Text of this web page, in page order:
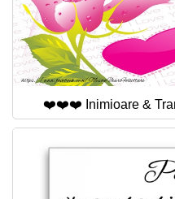
❤️❤️❤️ Inimioare &